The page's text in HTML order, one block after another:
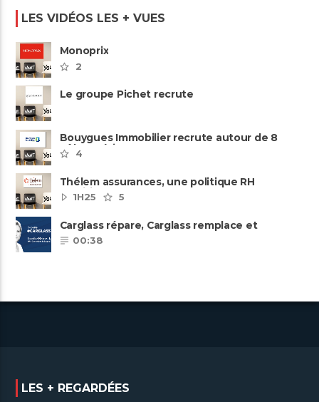
LES VIDÉOS LES + VUES
Monoprix
2
Le groupe Pichet recrute
Bouygues Immobilier recrute autour de 8
pôles métiers
4
Thélem assurances, une politique RH
ambitieuse
1H25 5
Carglass répare, Carglass remplace et
Carglass embauche également.
00:38
LES + REGARDÉES